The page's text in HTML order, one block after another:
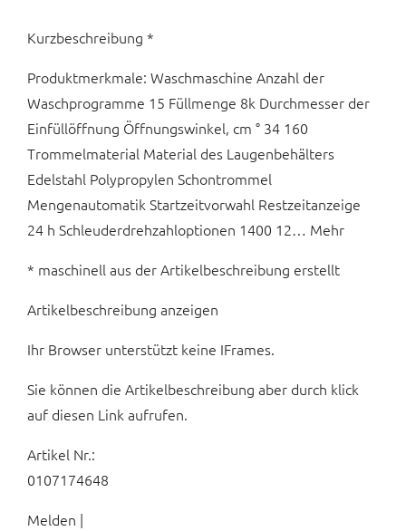
Kurzbeschreibung *
Produktmerkmale: Waschmaschine Anzahl der
Waschprogramme 15 Füllmenge 8k Durchmesser der
Einfüllöffnung Öffnungswinkel, cm ° 34 160
Trommelmaterial Material des Laugenbehälters
Edelstahl Polypropylen Schontrommel
Mengenautomatik Startzeitvorwahl Restzeitanzeige
24 h Schleuderdrehzahloptionen 1400 12… Mehr
* maschinell aus der Artikelbeschreibung erstellt
Artikelbeschreibung anzeigen
Ihr Browser unterstützt keine IFrames.
Sie können die Artikelbeschreibung aber durch klick
auf diesen Link aufrufen.
Artikel Nr.:
0107174648
Melden |